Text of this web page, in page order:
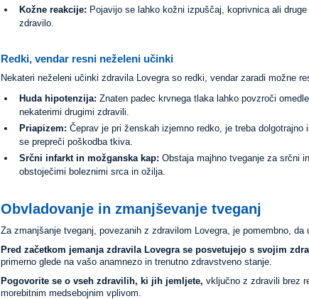
Kožne reakcije: Pojavijo se lahko kožni izpuščaj, koprivnica ali
zdravilo.
Redki, vendar resni neželeni učinki
Nekateri neželeni učinki zdravila Lovegra so redki, vendar zaradi možne
Huda hipotenzija: Znaten padec krvnega tlaka lahko povzroči
nekaterimi drugimi zdravili.
Priapizem: Čeprav je pri ženskah izjemno redko, je treba
se prepreči poškodba tkiva.
Srčni infarkt in možganska kap: Obstaja majhno tveganje za srčni
obstoječimi boleznimi srca in ožilja.
Obvladovanje in zmanjševanje tveganj
Za zmanjšanje tveganj, povezanih z zdravilom Lovegra, je pomembno, da
Pred začetkom jemanja zdravila Lovegra se posvetujejo s svojim
primerno glede na vašo anamnezo in trenutno zdravstveno stanje.
Pogovorite se o vseh zdravilih, ki jih jemljete, vključno z zdravili brez
morebitnim medsebojnim vplivom.